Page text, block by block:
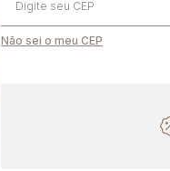
Não sei o meu CEP